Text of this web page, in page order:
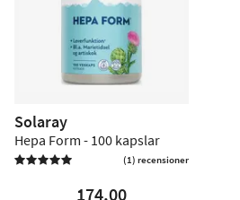
Solaray
Hepa Form - 100 kapslar
 (1) recensioner
174,00